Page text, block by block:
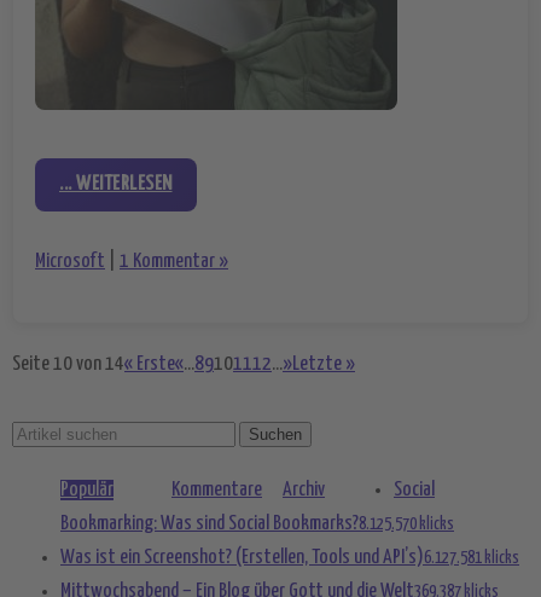
... WEITERLESEN
Microsoft 1 Kommentar »
Seite 10 von 14« Erste«...89101112...»Letzte »
Populär Kommentare Archiv
Social
Bookmarking: Was sind Social Bookmarks?8.125.570 klicks
Was ist ein Screenshot? (Erstellen, Tools und API’s)6.127.581 klicks
Mittwochsabend – Ein Blog über Gott und die Welt369.387 klicks